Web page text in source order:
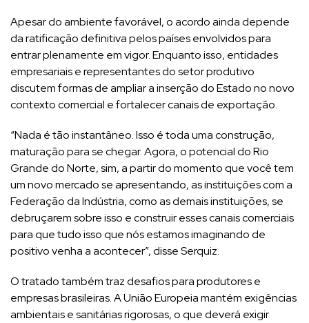
Apesar do ambiente favorável, o acordo ainda depende
da ratificação definitiva pelos países envolvidos para
entrar plenamente em vigor. Enquanto isso, entidades
empresariais e representantes do setor produtivo
discutem formas de ampliar a inserção do Estado no novo
contexto comercial e fortalecer canais de exportação.
“Nada é tão instantâneo. Isso é toda uma construção,
maturação para se chegar. Agora, o potencial do Rio
Grande do Norte, sim, a partir do momento que você tem
um novo mercado se apresentando, as instituições com a
Federação da Indústria, como as demais instituições, se
debruçarem sobre isso e construir esses canais comerciais
para que tudo isso que nós estamos imaginando de
positivo venha a acontecer”, disse Serquiz.
O tratado também traz desafios para produtores e
empresas brasileiras. A União Europeia mantém exigências
ambientais e sanitárias rigorosas, o que deverá exigir